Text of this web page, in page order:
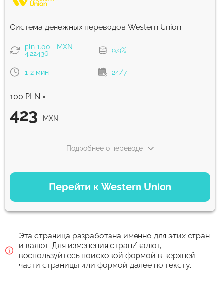
459.93 MXN
Комиссия Strumok, всегда 0%
Система денежных переводов Western Union
pln 1.00 = MXN
4.22436
9.9%
1-2 мин 24/7
100 PLN =
423 MXN
Перейти к Western Union
Подробнее о переводе
ВАРИАНТЫ ОПЛАТЫ
Debit/Credit Сard
423 MXN 1-2 мин
Google Pay
423 MXN
Эта страница разработана именно для этих стран
и валют. Для изменения стран/валют,
воспользуйтесь поисковой формой в верхней
части страницы или формой далее по тексту.